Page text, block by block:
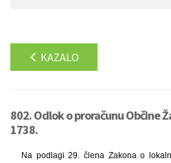
KAZALO
802. Odlok o proračunu Občine
1738.
Na podlagi 29. člena Zakona o